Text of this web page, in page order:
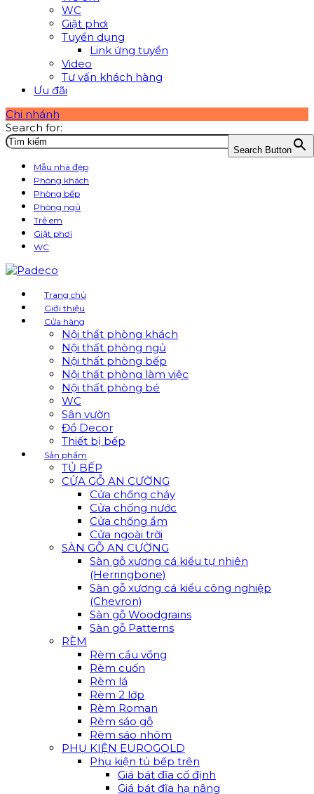
WC
Giặt phơi
Tuyển dụng
Link ứng tuyển
Video
Tư vấn khách hàng
Ưu đãi
Chi nhánh
Search for:
Search Button
Mẫu nhà đẹp
Phòng khách
Phòng bếp
Phòng ngủ
Trẻ em
Giặt phơi
WC
Trang chủ
Giới thiệu
Cửa hàng
Nội thất phòng khách
Nội thất phòng ngủ
Nội thất phòng bếp
Nội thất phòng làm việc
Nội thất phòng bé
WC
Sân vườn
Đồ Decor
Thiết bị bếp
Sản phẩm
TỦ BẾP
CỬA GỖ AN CƯỜNG
Cửa chống cháy
Cửa chống nước
Cửa chống ẩm
Cửa ngoài trời
SÀN GỖ AN CƯỜNG
Sàn gỗ xương cá kiểu tự nhiên
(Herringbone)
Sàn gỗ xương cá kiểu công nghiệp
(Chevron)
Sàn gỗ Woodgrains
Sàn gỗ Patterns
RÈM
Rèm cầu vồng
Rèm cuốn
Rèm lá
Rèm 2 lớp
Rèm Roman
Rèm sáo gỗ
Rèm sáo nhôm
PHỤ KIỆN EUROGOLD
Phụ kiện tủ bếp trên
Giá bát đĩa cố định
Giá bát đĩa hạ nâng